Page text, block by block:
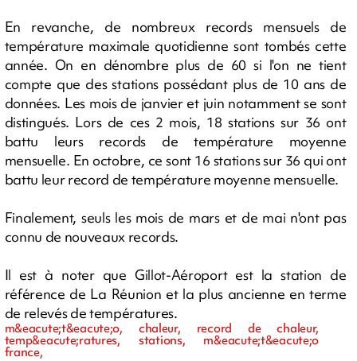
En revanche, de nombreux records mensuels de
température maximale quotidienne sont tombés cette
année. On en dénombre plus de 60 si l'on ne tient
compte que des stations possédant plus de 10 ans de
données. Les mois de janvier et juin notamment se sont
distingués. Lors de ces 2 mois, 18 stations sur 36 ont
battu leurs records de température moyenne
mensuelle. En octobre, ce sont 16 stations sur 36 qui ont
battu leur record de température moyenne mensuelle.
Finalement, seuls les mois de mars et de mai n'ont pas
connu de nouveaux records.
Il est à noter que Gillot-Aéroport est la station de
référence de La Réunion et la plus ancienne en terme
de relevés de températures.
m&eacute;t&eacute;o, chaleur, record de chaleur,
temp&eacute;ratures, stations, m&eacute;t&eacute;o
france,